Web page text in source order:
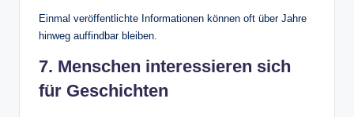
Einmal veröffentlichte Informationen können oft über Jahre
hinweg auffindbar bleiben.
7. Menschen interessieren sich
für Geschichten